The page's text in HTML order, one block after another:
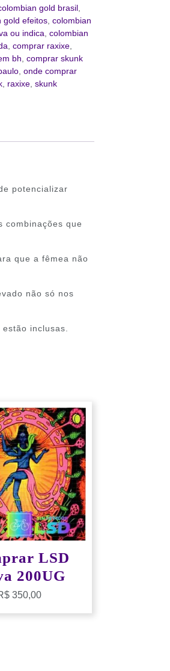
gold brasil,
gold efeitos, colombian
ou indica colombian
comprar raxixe,
bh comprar skunk
, onde comprar
, raxixe, skunk
potencializar
combinações que
que a fêmea não
não só nos
inclusas.
LSD
200UG
350,00